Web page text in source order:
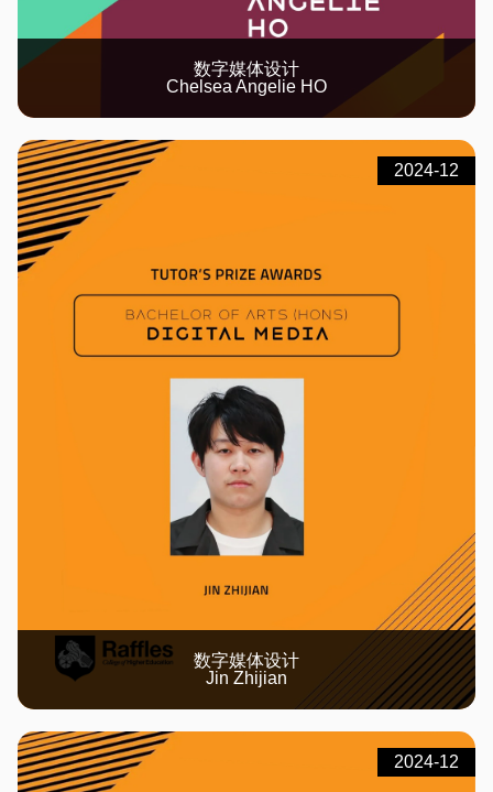
数字媒体设计
Chelsea Angelie HO
数字媒体设计
Jin Zhijian
2024-12
2024-12